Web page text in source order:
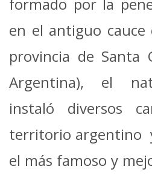
en el antiguo cauce
provincia de Santa
Argentina), el
instaló diversos
territorio argentino
el más famoso y